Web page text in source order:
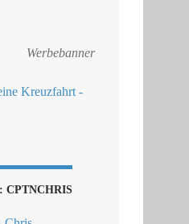
Werbebanner
CPTNCHRIS